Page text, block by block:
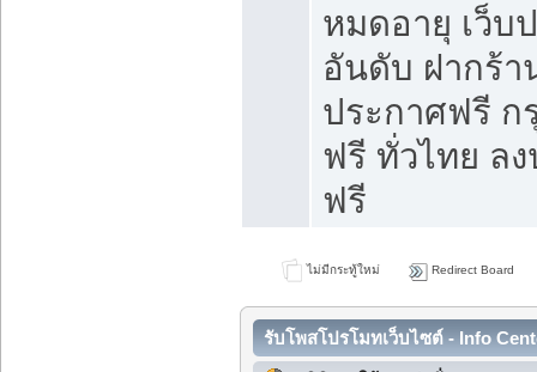
หมดอายุ เว็บ
อันดับ ฝากร้า
ประกาศฟรี ก
ฟรี ทั่วไทย ล
ฟรี
ไม่มีกระทู้ใหม่ Redirect Board
รับโพสโปรโมทเว็บไซต์ - Info